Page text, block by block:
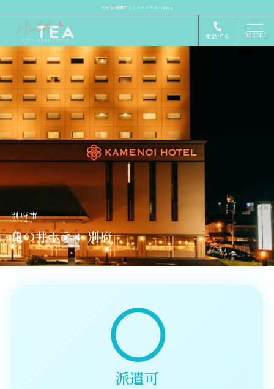
大分 出張専門メンズエステ MilkTea
電話する MENU
別府市
亀の井ホテル 別府
◯
派遣可